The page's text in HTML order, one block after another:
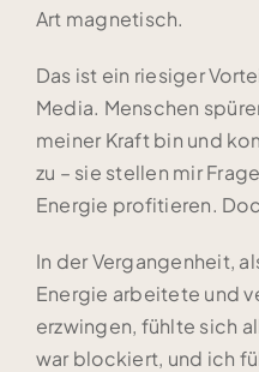
Art magnetisch.
Das ist ein riesiger
Media. Menschen
meiner Kraft bin und
zu – sie stellen mir
Energie profitieren.
In der Vergangenheit,
Energie arbeitete und
erzwingen, fühlte sich
war blockiert, und ich